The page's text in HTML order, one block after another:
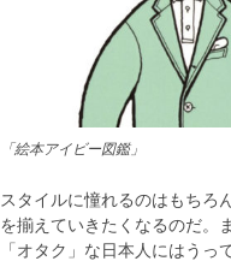
「絵本アイビー図鑑」
スタイルに憧れるのはもちろ
を揃えていきたくなるのだ。
「オタク」な日本人にはう